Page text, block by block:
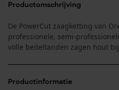
Productomschrijving
De PowerCut zaagketting van
professionele, semi-
volle beiteltanden zagen hout
Productinformatie